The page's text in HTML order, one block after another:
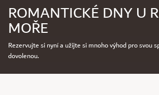
ROMANTICKÉ DNY U
MOŘE
Rezervujte si nyní a užijte si mnoho výhod pro svou
dovolenou.